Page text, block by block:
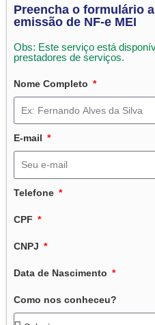
Preencha o formulário
emissão de NF-e MEI
Obs: Este serviço está
prestadores de serviços.
Nome Completo
E-mail
Telefone
CPF
CNPJ
Data de Nascimento
Como nos conheceu?